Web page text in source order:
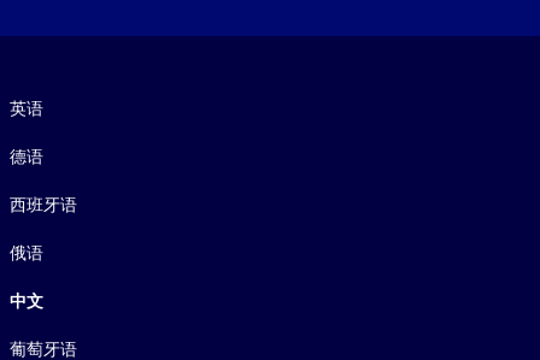
英语
德语
西班牙语
俄语
中文
葡萄牙语